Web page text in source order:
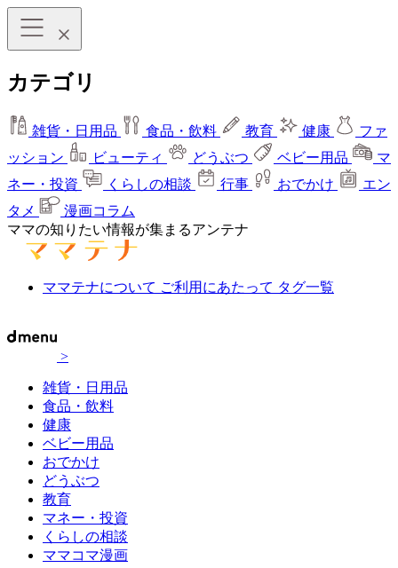
カテゴリ
雑貨・日用品 食品・飲料 教育 健康
ファ
ッション
ビューティ どうぶつ ベビー用品
マ
ネー・投資
くらしの相談 行事 おでかけ
エン
タメ
漫画コラム
ママの知りたい情報が集まるアンテナ
ママテナについて ご利用にあたって タグ一覧
>
雑貨・日用品
食品・飲料
健康
ベビー用品
おでかけ
どうぶつ
教育
マネー・投資
くらしの相談
ママコマ漫画